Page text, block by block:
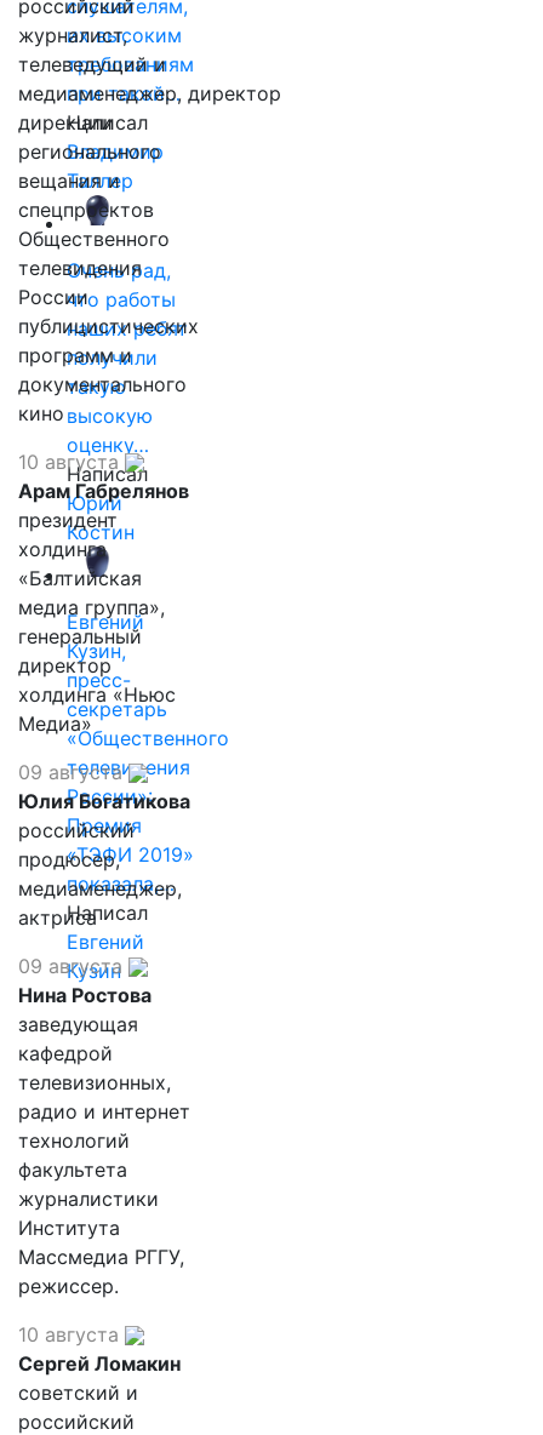
слушателям,
их высоким
требованиям
при такой…
Написал
Владимир
Таллер
Очень рад,
что работы
наших ребят
получили
такую
высокую
оценку…
Написал
Юрий
Костин
Евгений
Кузин,
пресс-
секретарь
«Общественного
телевидения
России»:
Премия
«ТЭФИ 2019»
показала,…
Написал
Евгений
Кузин
российский
журналист,
телеведущий и
медиаменеджер, директор
дирекции
регионального
вещания и
спецпроектов
Общественного
телевидения
России
публицистических
программ и
документального
кино
10 августа
Арам Габрелянов
президент
холдинга
«Балтийская
медиа группа»,
генеральный
директор
холдинга «Ньюс
Медиа»
09 августа
Юлия Богатикова
российский
продюсер,
медиаменеджер,
актриса
09 августа
Нина Ростова
заведующая
кафедрой
телевизионных,
радио и интернет
технологий
факультета
журналистики
Института
Массмедиа РГГУ,
режиссер.
10 августа
Сергей Ломакин
советский и
российский